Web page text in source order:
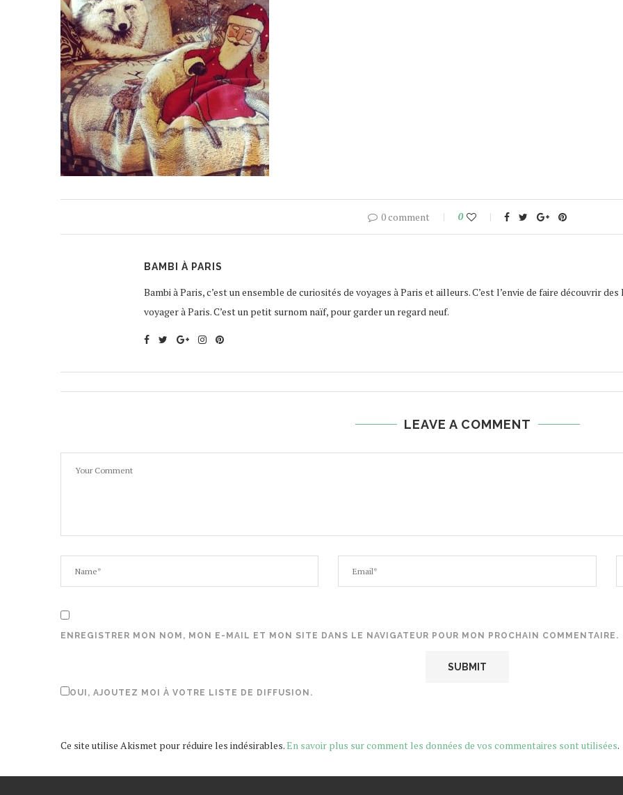
0 comment 0
BAMBI À PARIS
Bambi à Paris, c’est un ensemble de curiosités de voyages à Paris et ailleurs. C’est l’envie de faire découvrir
voyager à Paris. C’est un petit surnom naïf, pour garder un regard neuf.
LEAVE A COMMENT
ENREGISTRER MON NOM, MON E-MAIL ET MON SITE DANS LE NAVIGATEUR POUR MON PROCHAIN COMMENTAIRE.
OUI, AJOUTEZ MOI À VOTRE LISTE DE DIFFUSION.
Ce site utilise Akismet pour réduire les indésirables.En savoir plus sur comment les données de vos commentaires sont utilisées.